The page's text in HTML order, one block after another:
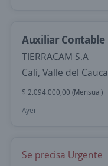
Auxiliar Contable
TIERRACAM S.A
Cali, Valle del Cauca
$ 2.094.000,00 (Mensual)
Ayer
Se precisa Urgente